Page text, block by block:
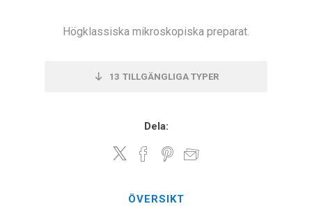
Högklassiska mikroskopiska preparat.
13 TILLGÄNGLIGA TYPER
Dela:
ÖVERSIKT